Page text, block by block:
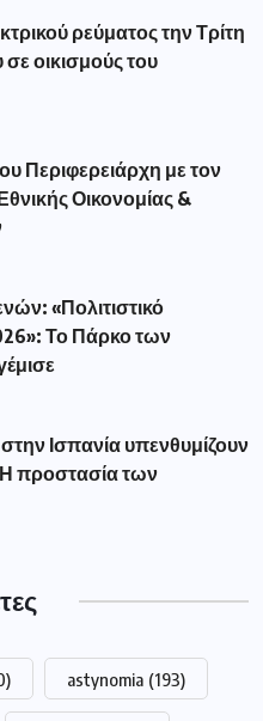
ρεύματος την Τρίτη
οικισμούς του
Περιφερειάρχη με τον
Οικονομίας &
«Πολιτιστικό
Το Πάρκο των
Ισπανία υπενθυμίζουν
Η προστασία των
astynomia (193)